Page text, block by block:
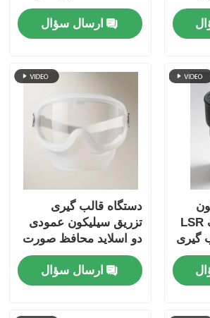
حفره ای
ارسال سؤال
مایع کاملا اتوماتیک LSR
گیری
دستگاه قالب گیری
تزریق سیلیکون عمودی
دو اسلاید محافظ صورت
سیلیکون
ارسال سؤال